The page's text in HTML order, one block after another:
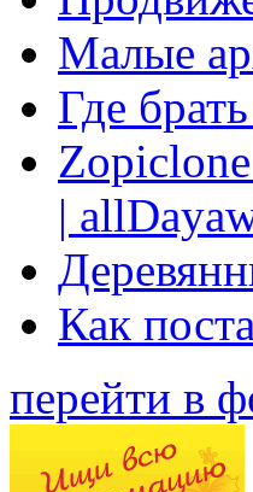
Малые
Где
|
Как
перейти в